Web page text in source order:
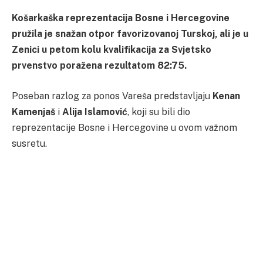
Košarkaška reprezentacija Bosne i Hercegovine
pružila je snažan otpor favorizovanoj Turskoj, ali je u
Zenici u petom kolu kvalifikacija za Svjetsko
prvenstvo poražena rezultatom 82:75.
Poseban razlog za ponos Vareša predstavljaju Kenan
Kamenjaš i Alija Islamović, koji su bili dio
reprezentacije Bosne i Hercegovine u ovom važnom
susretu.